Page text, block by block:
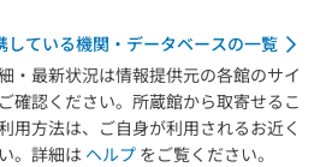
している機関・データベースの一覧
・最新状況は情報提供元の各館のサイ
確認ください。所蔵館から取寄せるこ
用方法は、ご自身が利用されるお近く
。詳細は ヘルプ をご覧ください。